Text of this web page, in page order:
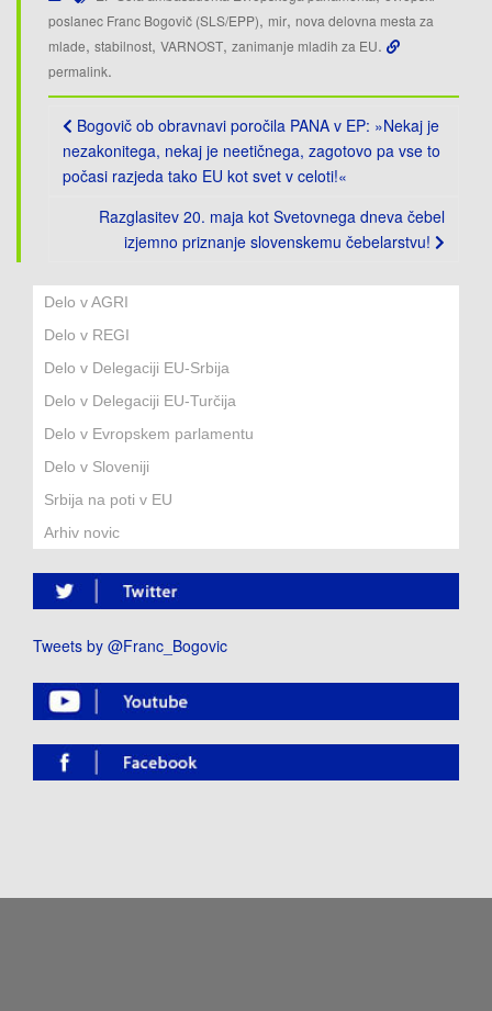
poslanec Franc Bogovič (SLS/EPP), mir, nova delovna mesta za
mlade, stabilnost, VARNOST, zanimanje mladih za EU.
permalink.
Post
navigation
Bogovič ob obravnavi poročila PANA v EP: »Nekaj je
nezakonitega, nekaj je neetičnega, zagotovo pa vse to
počasi razjeda tako EU kot svet v celoti!«
Razglasitev 20. maja kot Svetovnega dneva čebel
izjemno priznanje slovenskemu čebelarstvu!
Delo v AGRI
Delo v REGI
Delo v Delegaciji EU-Srbija
Delo v Delegaciji EU-Turčija
Delo v Evropskem parlamentu
Delo v Sloveniji
Srbija na poti v EU
Arhiv novic
Tweets by @Franc_Bogovic